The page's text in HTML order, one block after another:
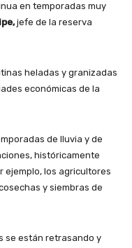
en temporadas muy
jefe de la reserva
heladas y granizadas
económicas de la
de lluvia y de
históricamente
ejemplo, los agricultores
y siembras de
se están retrasando y